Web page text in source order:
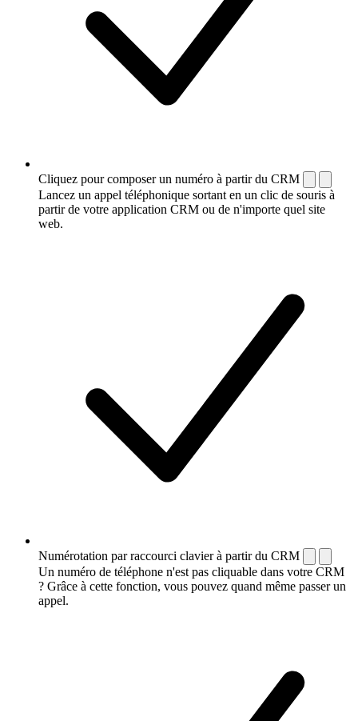
Cliquez pour composer un numéro à partir du CRM
Lancez un appel téléphonique sortant en un clic de souris à
partir de votre application CRM ou de n'importe quel site
web.
Numérotation par raccourci clavier à partir du CRM
Un numéro de téléphone n'est pas cliquable dans votre CRM
? Grâce à cette fonction, vous pouvez quand même passer un
appel.